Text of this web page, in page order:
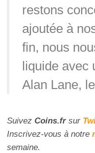
restons
ajoutée à
fin, nous
liquide avec
Alan Lane,
Suivez Coins.fr sur
Inscrivez-vous à notre
semaine.